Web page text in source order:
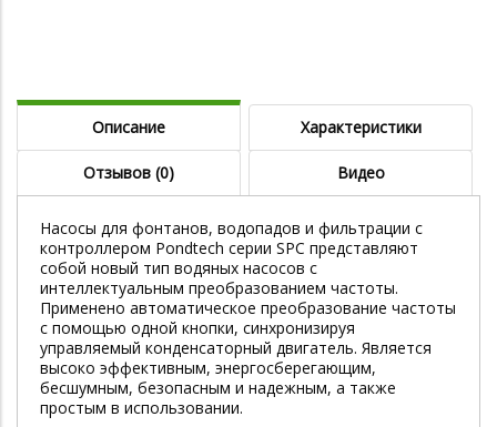
Описание Характеристики
Отзывов (0) Видео
Насосы для фонтанов, водопадов и фильтрации с
контроллером Pondtech серии SPC представляют
собой новый тип водяных насосов с
интеллектуальным преобразованием частоты.
Применено автоматическое преобразование частоты
с помощью одной кнопки, синхронизируя
управляемый конденсаторный двигатель. Является
высоко эффективным, энергосберегающим,
бесшумным, безопасным и надежным, а также
простым в использовании.